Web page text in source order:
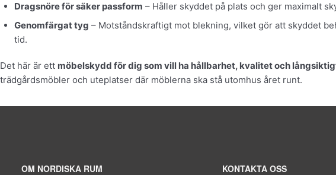
Dragsnöre för säker passform – Håller skyddet på plats och ger maximalt
Genomfärgat tyg – Motståndskraftigt mot blekning, vilket gör att skyddet
tid.
Det här är ett möbelskydd för dig som vill ha hållbarhet, kvalitet och
trädgårdsmöbler och uteplatser där möblerna ska stå utomhus året runt.
OM NORDISKA RUM KONTAKTA OSS